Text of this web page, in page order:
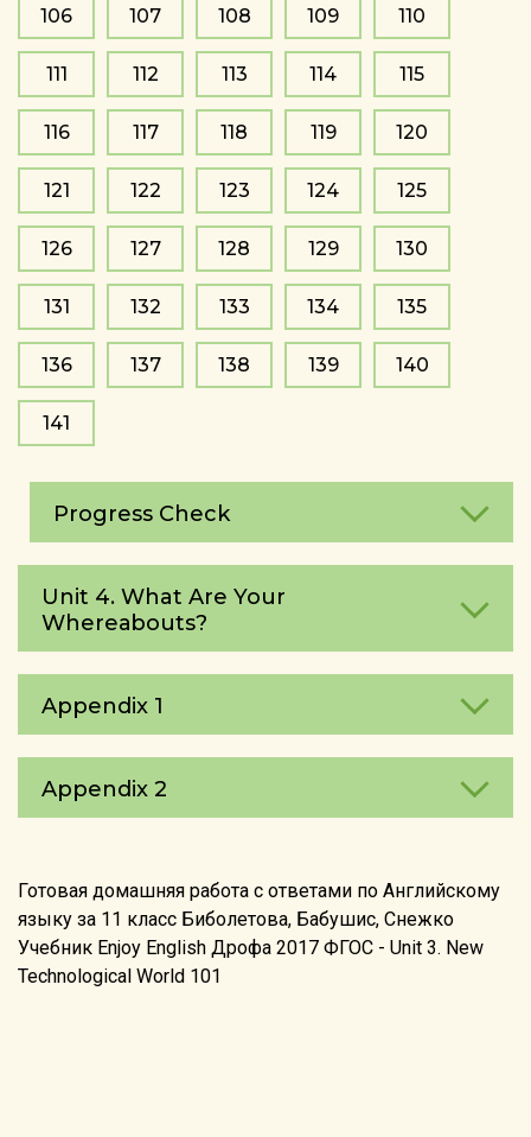
106 107 108 109 110
111 112 113 114 115
116 117 118 119 120
121 122 123 124 125
126 127 128 129 130
131 132 133 134 135
136 137 138 139 140
141
Progress Check
Unit 4. What Are Your
Whereаbouts?
Appendix 1
Appendix 2
Готовая домашняя работа с ответами по Английскому
языку за 11 класс Биболетова, Бабушис, Снежко
Учебник Enjoy English Дрофа 2017 ФГОС - Unit 3. New
Technological World 101